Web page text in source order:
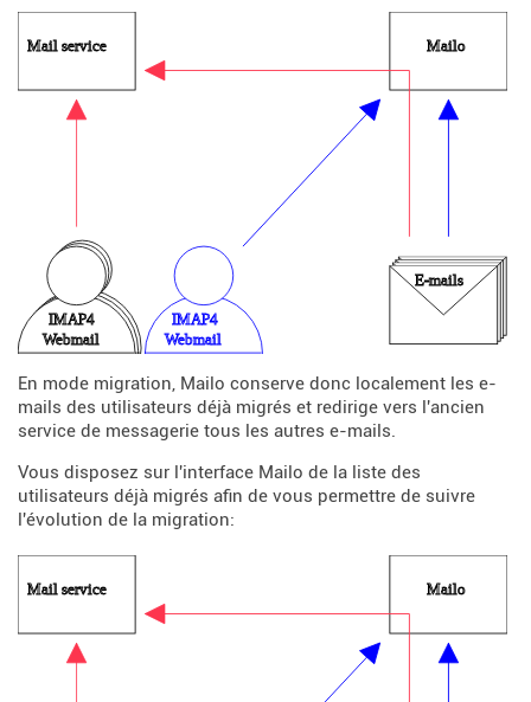
En mode migration, Mailo conserve donc localement les e-
mails des utilisateurs déjà migrés et redirige vers l'ancien
service de messagerie tous les autres e-mails.
Vous disposez sur l'interface Mailo de la liste des
utilisateurs déjà migrés afin de vous permettre de suivre
l'évolution de la migration: